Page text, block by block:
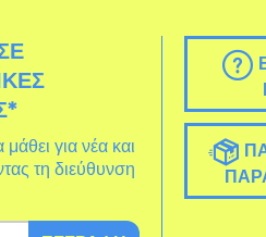
για νέα και
τη διεύθυνση